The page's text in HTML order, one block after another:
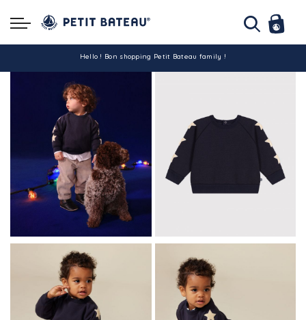
Hello ! Bon shopping Petit Bateau family !
La livraison est assurée partout en Tunisie !
-10% pour tout paiement par carte bancaire (hors promo)